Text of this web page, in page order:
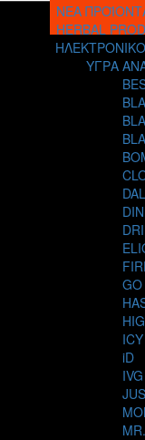
ΝΕΑ
HERBAL
ΥΓΡΑ
iD
IVG